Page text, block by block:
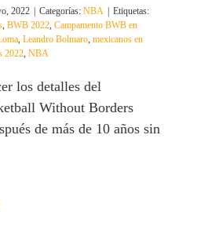
2022 | Categorías: NBA | Etiquetas:
BWB 2022 Campamento BWB en
Leandro Bolmaro mexicanos en
2022 NBA
los detalles del
Without Borders
de más de 10 años sin